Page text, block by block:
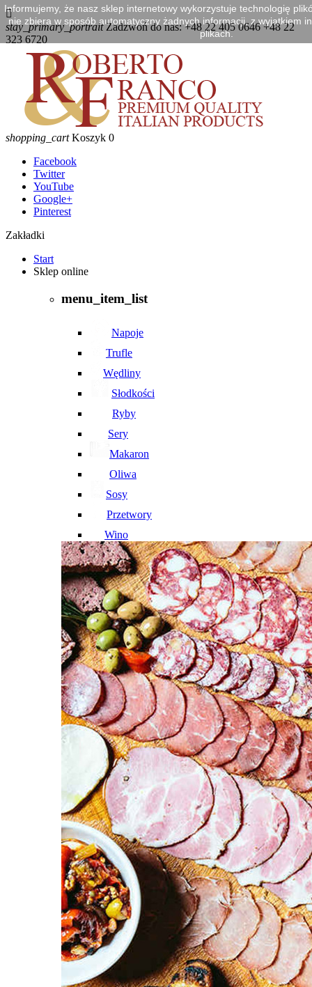

stay_primary_portraitZadzwoń do nas:+48 22 405 0646 +48 22
323 6720
shopping_cart Koszyk 0
Facebook
Twitter
YouTube
Google+
Pinterest
Zakładki
Start
Sklep online
menu_item_list
Napoje
Trufle
Wędliny
Słodkości
Ryby
Sery
Makaron
Oliwa
Sosy
Przetwory
Wino
Informujemy, że nasz sklep internetowy wykorzystuje technologię
nie zbiera w sposób automatyczny żadnych informacji, z wyjątkiem
plikach.